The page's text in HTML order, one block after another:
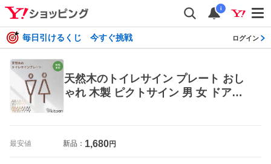
i
毎日引けるくじ 今すぐ挑戦 ログイン
天然木のトイレサイン プレート おし
ゃれ 木製 ピクトサイン 男 女 ドアサ
最安値 新品： 1,680円